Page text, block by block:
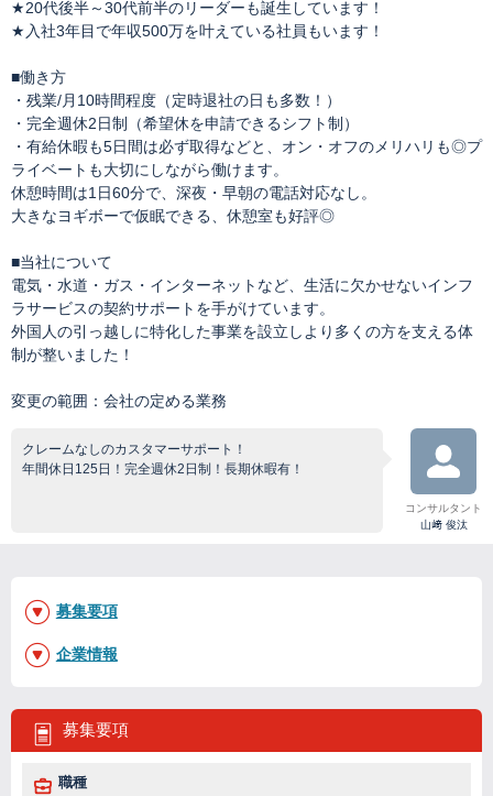
★20代後半～30代前半のリーダーも誕生しています！
★入社3年目で年収500万を叶えている社員もいます！
■働き方
・残業/月10時間程度（定時退社の日も多数！）
・完全週休2日制（希望休を申請できるシフト制）
・有給休暇も5日間は必ず取得などと、オン・オフのメリハリも◎プ
ライベートも大切にしながら働けます。
休憩時間は1日60分で、深夜・早朝の電話対応なし。
大きなヨギボーで仮眠できる、休憩室も好評◎
■当社について
電気・水道・ガス・インターネットなど、生活に欠かせないインフ
ラサービスの契約サポートを手がけています。
外国人の引っ越しに特化した事業を設立しより多くの方を支える体
制が整いました！
変更の範囲：会社の定める業務
クレームなしのカスタマーサポート！
年間休日125日！完全週休2日制！長期休暇有！
コンサルタント
山﨑 俊汰
募集要項
職種
募集要項
企業情報